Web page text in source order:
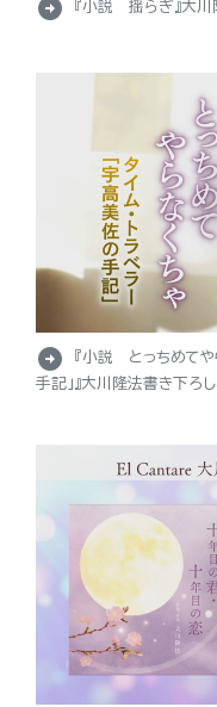
arrow_circle_right 『小説 揺らぎ』大
arrow_circle_right
『小説 とっちめてや
手記」』大川隆法書き下ろ